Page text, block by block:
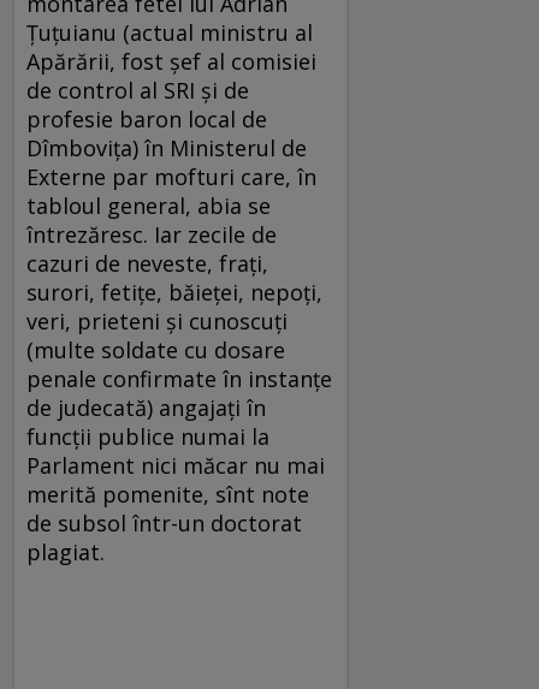
Țuțuianu (actual ministru al
Apărării, fost șef al comisiei
de control al SRI și de
profesie baron local de
Dîmbovița) în Ministerul de
Externe par mofturi care, în
tabloul general, abia se
întrezăresc. Iar zecile de
cazuri de neveste, frați,
surori, fetițe, băieței, nepoți,
veri, prieteni și cunoscuți
(multe soldate cu dosare
penale confirmate în instanțe
de judecată) angajați în
funcții publice numai la
Parlament nici măcar nu mai
merită pomenite, sînt note
de subsol într-un doctorat
plagiat.